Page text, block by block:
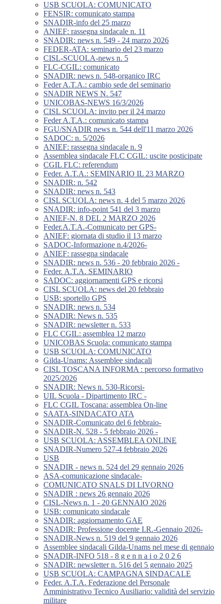
USB SCUOLA: COMUNICATO
FENSIR: comunicato stampa
SNADIR-info del 25 marzo
ANIEF: rassegna sindacale n. 11
SNADIR: news n. 549 - 24 marzo 2026
FEDER-ATA: seminario del 23 marzo
CISL-SCUOLA-news n. 5
FLC-CGIL: comunicato
SNADIR: news n. 548-organico IRC
Feder A.T.A.: cambio sede del seminario
SNADIR NEWS N. 547
UNICOBAS-NEWS 16/3/2026
CISL SCUOLA: invito per il 24 marzo
Feder A.T.A.: comunicato stampa
FGU/SNADIR news n. 544 dell'11 marzo 2026
SADOC: n. 5/2026
ANIEF: rassegna sindacale n. 9
Assemblea sindacale FLC CGIL: uscite posticipate
CGIL FLC: referendum
Feder. A.T.A.: SEMINARIO IL 23 MARZO
SNADIR: n. 542
SNADIR: news n. 543
CISL SCUOLA: news n. 4 del 5 marzo 2026
SNADIR: info-point 541 del 3 marzo
ANIEF-N. 8 DEL 2 MARZO 2026
Feder.A.T.A.-Comunicato per GPS-
ANIEF: giornata di studio il 13 marzo
SADOC-Informazione n.4/2026-
ANIEF: rassegna sindacale
SNADIR: news n. 536 - 20 febbraio 2026 -
Feder. A.T.A. SEMINARIO
SADOC: aggiornamenti GPS e ricorsi
CISL SCUOLA: news del 20 febbraio
USB: sportello GPS
SNADIR: news n. 534
SNADIR: News n. 535
SNADIR: newsletter n. 533
FLC CGIL: assemblea 12 marzo
UNICOBAS Scuola: comunicato stampa
USB SCUOLA: COMUNICATO
Gilda-Unams: Assemblee sindacali
CISL TOSCANA INFORMA : percorso formativo
2025/2026
SNADIR: News n. 530-Ricorsi-
UIL Scuola - Dipartimento IRC -
FLC CGIL Toscana: assemblea On-line
SAATA-SINDACATO ATA
SNADIR-Comunicato del 6 febbraio-
SNADIR-N. 528 - 5 febbraio 2026 -
USB SCUOLA: ASSEMBLEA ONLINE
SNADIR-Numero 527-4 febbraio 2026
USB
SNADIR - news n. 524 del 29 gennaio 2026
ASA-comunicazione sindacale-
COMUNICATO SNALS DI LIVORNO
SNADIR : news 26 gennaio 2026
CISL-News n. 1 - 20 GENNAIO 2026
USB: comunicato sindacale
SNADIR: aggiornamento GAE
SNADIR: Professione docente I.R.-Gennaio 2026-
SNADIR-News n. 519 del 9 gennaio 2026
Assemblee sindacali Gilda-Unams nel mese di gennaio
SNADIR-INFO 518 - 8 g e n n a i o 2 0 2 6
SNADIR: newsletter n. 516 del 5 gennaio 2025
USB SCUOLA: CAMPAGNA SINDACALE
Feder. A.T.A. Federazione del Personale
Amministrativo Tecnico Ausiliario: validità del servizio
militare